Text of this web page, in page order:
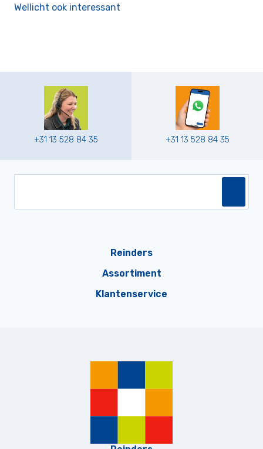
Wellicht ook interessant
+31 13 528 84 35 +31 13 528 84 35
Reinders
Assortiment
Klantenservice